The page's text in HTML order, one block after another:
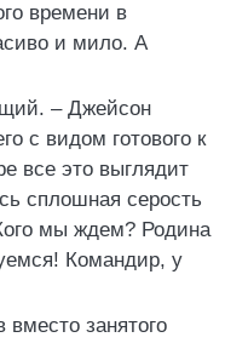
времени в
и мило. А
– Джейсон
с видом готового к
все это выглядит
сплошная серость
мы ждем? Родина
Командир, у
занятого